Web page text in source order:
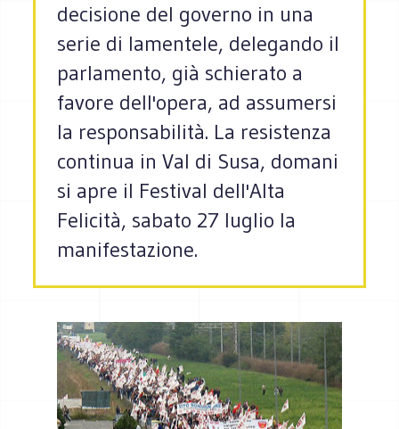
decisione del governo in una
serie di lamentele, delegando il
parlamento, già schierato a
favore dell'opera, ad assumersi
la responsabilità. La resistenza
continua in Val di Susa, domani
si apre il Festival dell'Alta
Felicità, sabato 27 luglio la
manifestazione.